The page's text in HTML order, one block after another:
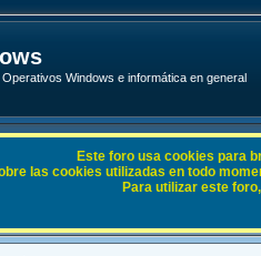
Windows e informática en general
Este foro usa cookies para
las cookies utilizadas en todo
Para utilizar este